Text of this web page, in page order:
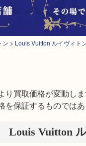
ン > Louis Vuitton ルイヴィト
買取価格が変動しま
保証するものではあ
Louis Vuitton